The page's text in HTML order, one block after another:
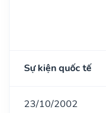
Sự kiện quốc tế
23/10/2002